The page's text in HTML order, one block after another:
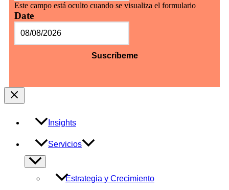
Este campo está oculto cuando se visualiza el formulario
Date
DD
barra
Insights
Servicios
Alternar
menú
Estrategia y Crecimiento